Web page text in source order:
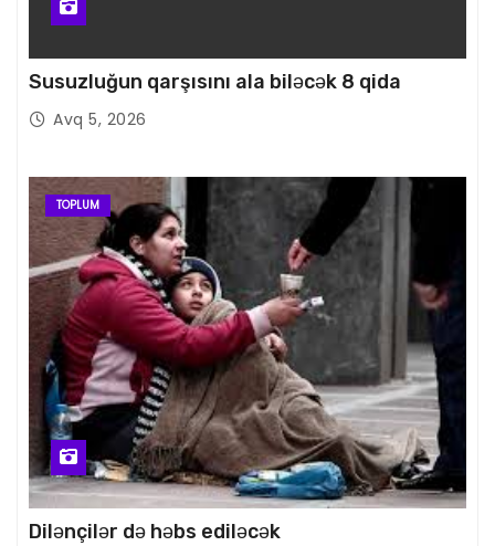
Susuzluğun qarşısını ala biləcək 8 qida
Avq 5, 2026
TOPLUM
Dilənçilər də həbs ediləcək